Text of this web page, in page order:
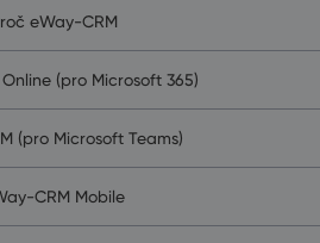
eWay-CRM
(pro Microsoft 365)
(pro Microsoft Teams)
CRM Mobile